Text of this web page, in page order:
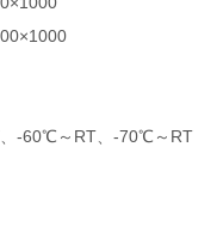
-60℃～RT、-70℃～RT